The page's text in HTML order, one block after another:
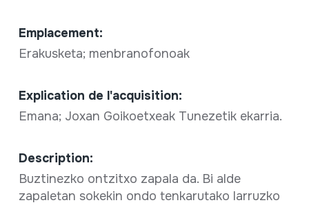
Emplacement:
Erakusketa; menbranofonoak
Explication de l'acquisition:
Emana; Joxan Goikoetxeak Tunezetik ekarria.
Description:
Buztinezko ontzitxo zapala da. Bi alde
zapaletan sokekin ondo tenkarutako larruzko